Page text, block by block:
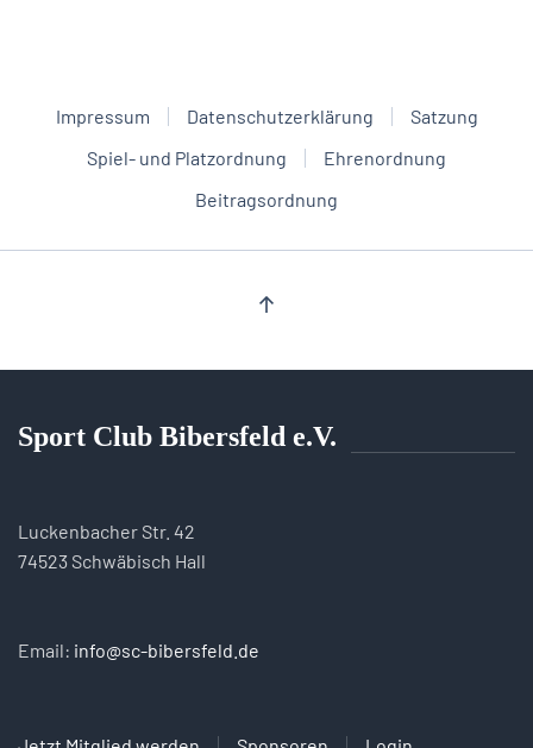
Impressum Datenschutzerklärung
Satzung
Spiel- und Platzordnung
Ehrenordnung
Beitragsordnung
Sport Club Bibersfeld e.V.
Luckenbacher Str. 42
74523 Schwäbisch Hall
Email: info@sc-bibersfeld.de